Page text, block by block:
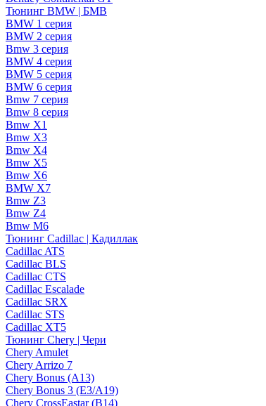
Тюнинг BMW | БМВ
BMW 1 серия
BMW 2 серия
Bmw 3 серия
BMW 4 серия
BMW 5 серия
BMW 6 серия
Bmw 7 серия
Bmw 8 серия
Bmw X1
Bmw X3
Bmw X4
Bmw X5
Bmw X6
BMW X7
Bmw Z3
Bmw Z4
Bmw М6
Тюнинг Cadillac | Кадиллак
Cadillac ATS
Cadillac BLS
Cadillac CTS
Cadillac Escalade
Cadillac SRX
Cadillac STS
Cadillac XT5
Тюнинг Chery | Чери
Chery Amulet
Chery Arrizo 7
Chery Bonus (A13)
Chery Bonus 3 (E3/A19)
Chery CrossEastar (B14)